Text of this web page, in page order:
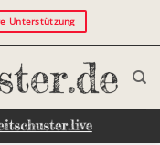
Unterstützung